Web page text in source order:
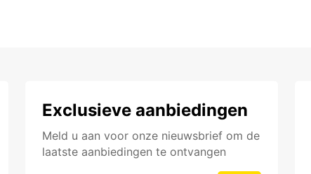
Exclusieve aanbiedingen
Meld u aan voor onze nieuwsbrief om de
laatste aanbiedingen te ontvangen